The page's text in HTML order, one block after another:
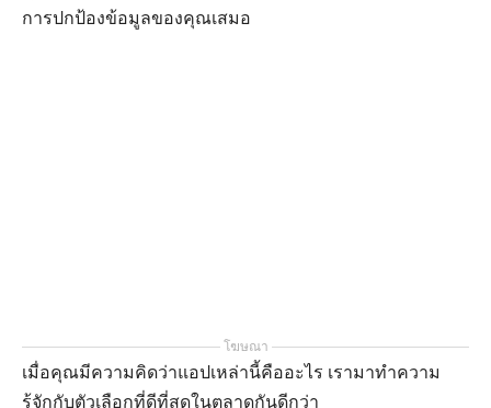
การปกป้องข้อมูลของคุณเสมอ
โฆษณา
เมื่อคุณมีความคิดว่าแอปเหล่านี้คืออะไร เรามาทำความ
รู้จักกับตัวเลือกที่ดีที่สุดในตลาดกันดีกว่า